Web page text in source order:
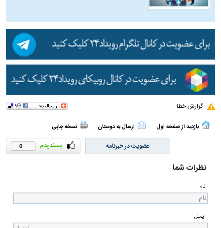
گزارش خطا
بازدید از صفحه اول ارسال به دوستان نسخه چاپی
0 عضویت در خبرنامه
نظرات شما
نام
ایمیل